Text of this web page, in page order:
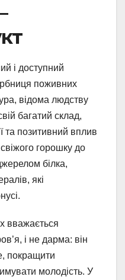
і доступний
поживних
відома людству
багатий склад,
та позитивний вплив
горошку до
білка,
які
вважається
і не дарма: він
покращити
молодість. У